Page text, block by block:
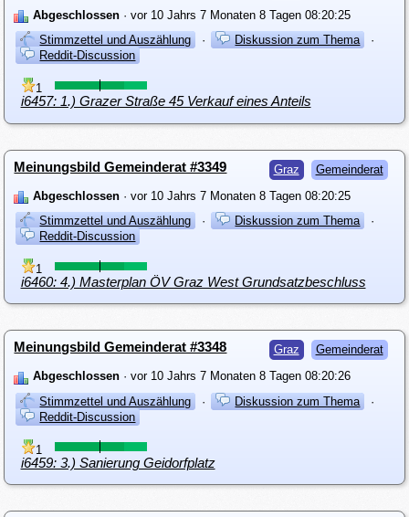
Abgeschlossen · vor 10 Jahrs 7 Monaten 8 Tagen 08:20:25
Stimmzettel und Auszählung
· Diskussion zum Thema
·
Reddit-Discussion
1
i6457: 1.) Grazer Straße 45 Verkauf eines Anteils
Graz Gemeinderat
Meinungsbild Gemeinderat #3349
Abgeschlossen · vor 10 Jahrs 7 Monaten 8 Tagen 08:20:25
Stimmzettel und Auszählung
· Diskussion zum Thema
·
Reddit-Discussion
1
i6460: 4.) Masterplan ÖV Graz West Grundsatzbeschluss
Graz Gemeinderat
Meinungsbild Gemeinderat #3348
Abgeschlossen · vor 10 Jahrs 7 Monaten 8 Tagen 08:20:26
Stimmzettel und Auszählung
· Diskussion zum Thema
·
Reddit-Discussion
1
i6459: 3.) Sanierung Geidorfplatz